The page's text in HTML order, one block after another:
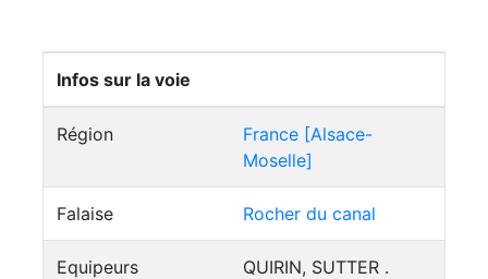
Infos sur la voie
Région
France [Alsace-
Moselle]
Falaise Rocher du canal
Equipeurs QUIRIN, SUTTER .